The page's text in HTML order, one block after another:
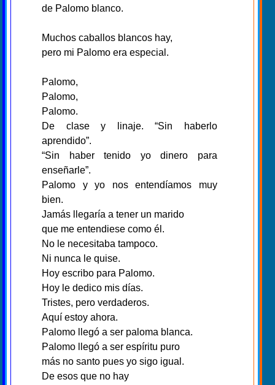
de Palomo blanco.
Muchos caballos blancos hay,
pero mi Palomo era especial.
Palomo,
Palomo,
Palomo.
De clase y linaje. “Sin haberlo
aprendido”.
“Sin haber tenido yo dinero para
enseñarle”.
Palomo y yo nos entendíamos muy
bien.
Jamás llegaría a tener un marido
que me entendiese como él.
No le necesitaba tampoco.
Ni nunca le quise.
Hoy escribo para Palomo.
Hoy le dedico mis días.
Tristes, pero verdaderos.
Aquí estoy ahora.
Palomo llegó a ser paloma blanca.
Palomo llegó a ser espíritu puro
más no santo pues yo sigo igual.
De esos que no hay